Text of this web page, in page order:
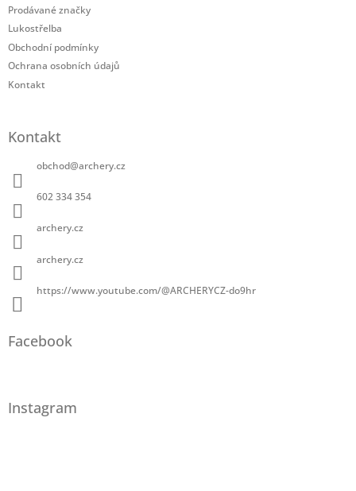
Prodávané značky
Lukostřelba
Obchodní podmínky
Ochrana osobních údajů
Kontakt
Kontakt
obchod@archery.cz
602 334 354
archery.cz
archery.cz
https://www.youtube.com/@ARCHERYCZ-do9hr
Facebook
Instagram